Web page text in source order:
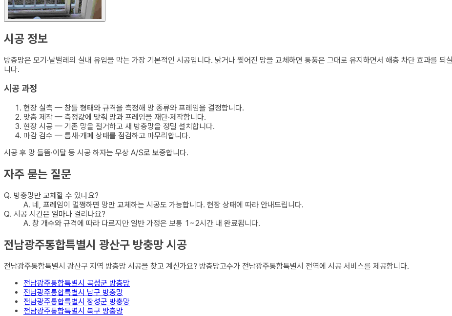
시공 정보
방충망은 모기·날벌레의 실내 유입을 막는 가장 기본적인 시공입니다. 낡거나 찢어진 망을 교체하면 통풍은 그대로 유지하면서 해충 차단 효과를
니다.
시공 과정
현장 실측 — 창틀 형태와 규격을 측정해 망 종류와 프레임을 결정합니다.
맞춤 제작 — 측정값에 맞춰 망과 프레임을 재단·제작합니다.
현장 시공 — 기존 망을 철거하고 새 방충망을 정밀 설치합니다.
마감 검수 — 틈새·개폐 상태를 점검하고 마무리합니다.
시공 후 망 들뜸·이탈 등 시공 하자는 무상 A/S로 보증합니다.
자주 묻는 질문
Q. 방충망만 교체할 수 있나요?
A. 네, 프레임이 멀쩡하면 망만 교체하는 시공도 가능합니다. 현장 상태에 따라 안내드립니다.
Q. 시공 시간은 얼마나 걸리나요?
A. 창 개수와 규격에 따라 다르지만 일반 가정은 보통 1~2시간 내 완료됩니다.
전남광주통합특별시 광산구 방충망 시공
전남광주통합특별시 광산구 지역 방충망 시공을 찾고 계신가요? 방충망고수가 전남광주통합특별시 전역에 시공 서비스를 제공합니다.
전남광주통합특별시 곡성군 방충망
전남광주통합특별시 남구 방충망
전남광주통합특별시 장성군 방충망
전남광주통합특별시 북구 방충망